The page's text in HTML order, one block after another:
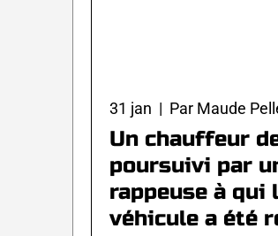
31 jan | Par Maude
Un chauffeur
poursuivi par
rappeuse à qui
véhicule a été